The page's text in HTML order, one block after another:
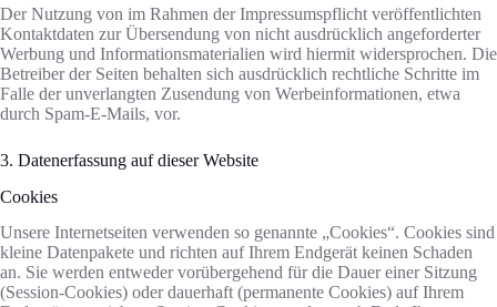
Der Nutzung von im Rahmen der Impressumspflicht veröffentlichten
Kontaktdaten zur Übersendung von nicht ausdrücklich angeforderter
Werbung und Informationsmaterialien wird hiermit widersprochen. Die
Betreiber der Seiten behalten sich ausdrücklich rechtliche Schritte im
Falle der unverlangten Zusendung von Werbeinformationen, etwa
durch Spam-E-Mails, vor.
3. Datenerfassung auf dieser Website
Cookies
Unsere Internetseiten verwenden so genannte „Cookies“. Cookies sind
kleine Datenpakete und richten auf Ihrem Endgerät keinen Schaden
an. Sie werden entweder vorübergehend für die Dauer einer Sitzung
(Session-Cookies) oder dauerhaft (permanente Cookies) auf Ihrem